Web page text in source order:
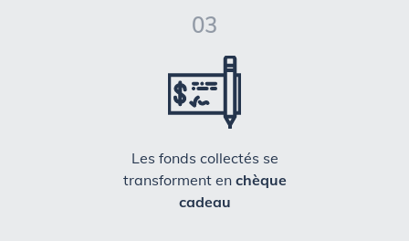
03
Les fonds collectés se
transforment en chèque
cadeau